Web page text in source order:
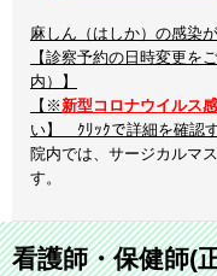
麻しん（はしか）の感染
【診察予約の日時変更を
内）】
【※新型コロナウイルス
い】 ｸﾘｯｸで詳細を確認
院内では、サージカルマ
す。
看護師・保健師(